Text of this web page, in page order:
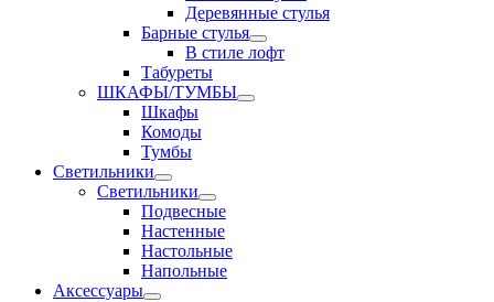
Деревянные стулья
Барные стулья
В стиле лофт
Табуреты
ШКАФЫ/ТУМБЫ
Шкафы
Комоды
Тумбы
Светильники
Светильники
Подвесные
Настенные
Настольные
Напольные
Аксессуары